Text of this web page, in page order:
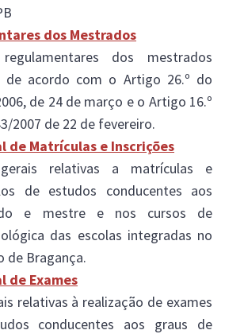
dos Mestrados
dos mestrados
de acordo com o Artigo 26.º do
de 24 de março e o Artigo 16.º
2007 de 22 de fevereiro.
de Matrículas e Inscrições
relativas a matrículas e
de estudos conducentes aos
e mestre e nos cursos de
das escolas integradas no
de Bragança.
de Exames
relativas à realização de exames
conducentes aos graus de